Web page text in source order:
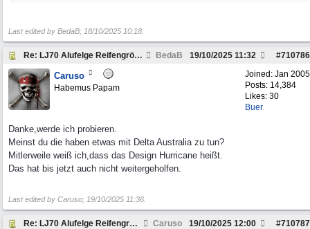
Last edited by BedaB; 18/10/2025 10:18
Re: LJ70 Alufelge Reifengröße Freigabe BedaB #710786
19/10/2025 11:32
Joined: Jan 2005
Posts: 14,384
Likes: 30
Buer
Caruso
Habemus Papam
Danke,werde ich probieren.
Meinst du die haben etwas mit Delta Australia zu tun?
Mitlerweile weiß ich,dass das Design Hurricane heißt.
Das hat bis jetzt auch nicht weitergeholfen.
Last edited by Caruso; 19/10/2025 11:36
Re: LJ70 Alufelge Reifengröße Freigabe Caruso #710787
19/10/2025 12:00